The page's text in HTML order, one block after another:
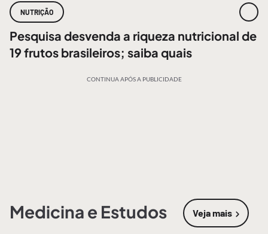
NUTRIÇÃO
Pesquisa desvenda a riqueza nutricional de
19 frutos brasileiros; saiba quais
CONTINUA APÓS A PUBLICIDADE
Medicina e Estudos Veja mais
sobre